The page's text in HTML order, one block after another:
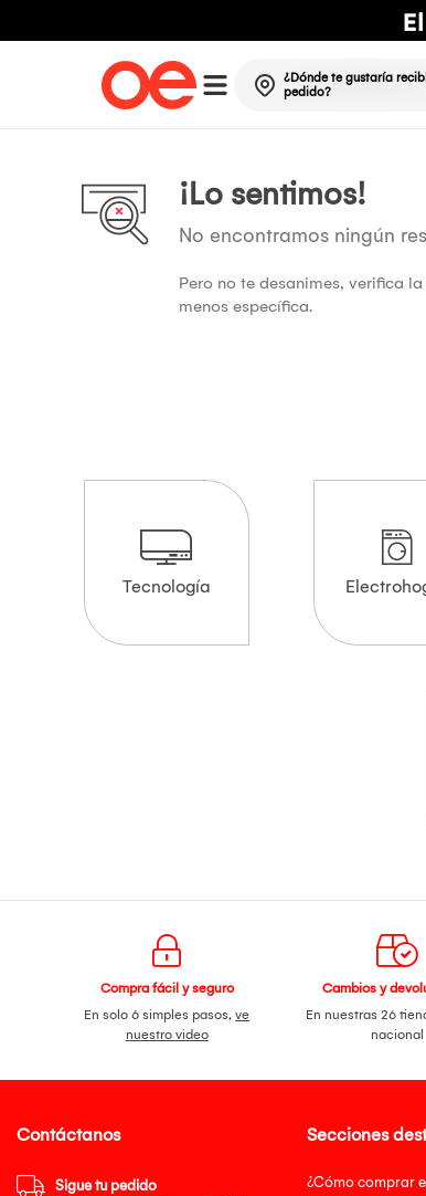
¿Dónde te gustaría
pedido?
¡Lo sentimos!
No encontramos ningún
Pero no te desanimes, verifica
menos específica.
Tecnología
Compra fácil y seguro
En solo 6 simples pasos,ve
nuestro video
Cambios y
En nuestras 26
nacional
Secciones
¿Cómo comprar
Contáctanos
Sigue tu pedido